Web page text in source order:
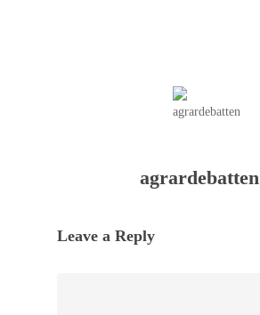
agrardebatten
Leave a Reply